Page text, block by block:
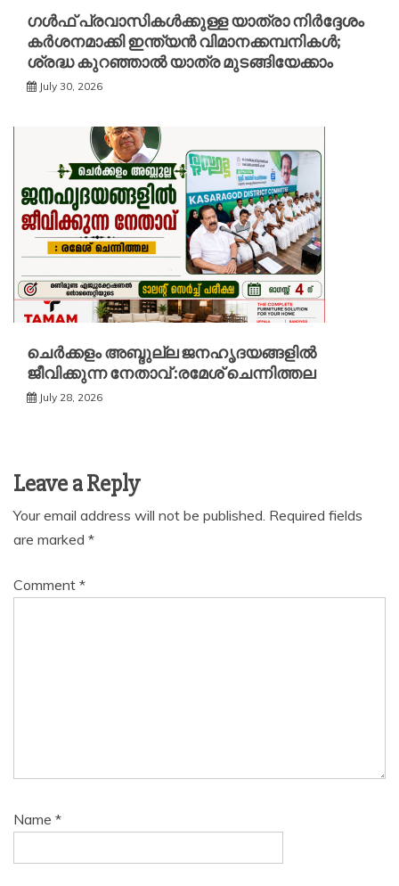
ഗൾഫ് പ്രവാസികൾക്കുള്ള യാത്രാ നിർദ്ദേശം
കർശനമാക്കി ഇന്ത്യൻ വിമാനക്കമ്പനികൾ;
ശ്രദ്ധ കുറഞ്ഞാൽ യാത്ര മുടങ്ങിയേക്കാം
July 30, 2026
ചെർക്കളം അബ്ദുല്ല ജനഹൃദയങ്ങളിൽ
ജീവിക്കുന്ന നേതാവ് :രമേശ് ചെന്നിത്തല
July 28, 2026
Leave a Reply
Your email address will not be published. Required fields
are marked *
Comment *
Name *